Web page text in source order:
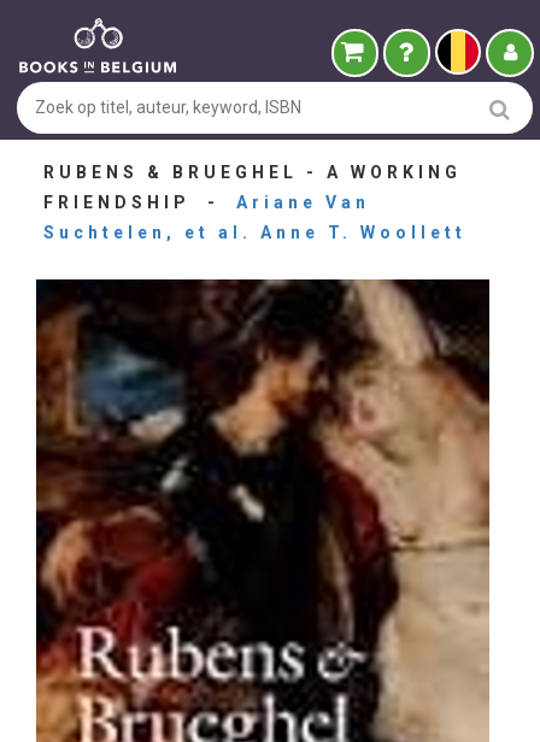
RUBENS & BRUEGHEL - A WORKING
FRIENDSHIP - Ariane Van
Suchtelen, et al. Anne T. Woollett